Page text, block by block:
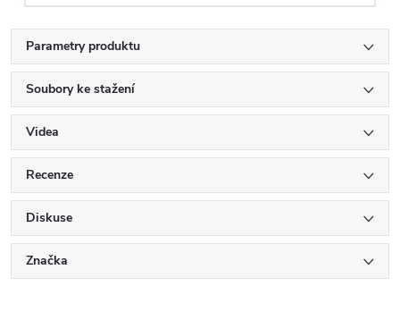
Parametry produktu
Soubory ke stažení
Videa
Recenze
Diskuse
Značka